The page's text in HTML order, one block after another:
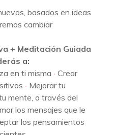
basados en ideas
cambiar
+ Meditación Guiada
a:
en ti misma · Crear
· Mejorar tu
mente, a través del
los mensajes que le
los pensamientos